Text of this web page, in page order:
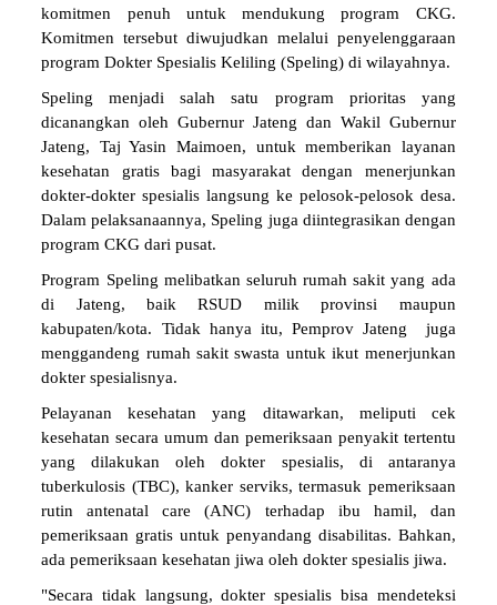
komitmen penuh untuk mendukung program CKG.
Komitmen tersebut diwujudkan melalui penyelenggaraan
program Dokter Spesialis Keliling (Speling) di wilayahnya.
Speling menjadi salah satu program prioritas yang
dicanangkan oleh Gubernur Jateng dan Wakil Gubernur
Jateng, Taj Yasin Maimoen, untuk memberikan layanan
kesehatan gratis bagi masyarakat dengan menerjunkan
dokter-dokter spesialis langsung ke pelosok-pelosok desa.
Dalam pelaksanaannya, Speling juga diintegrasikan dengan
program CKG dari pusat.
Program Speling melibatkan seluruh rumah sakit yang ada
di Jateng, baik RSUD milik provinsi maupun
kabupaten/kota. Tidak hanya itu, Pemprov Jateng juga
menggandeng rumah sakit swasta untuk ikut menerjunkan
dokter spesialisnya.
Pelayanan kesehatan yang ditawarkan, meliputi cek
kesehatan secara umum dan pemeriksaan penyakit tertentu
yang dilakukan oleh dokter spesialis, di antaranya
tuberkulosis (TBC), kanker serviks, termasuk pemeriksaan
rutin antenatal care (ANC) terhadap ibu hamil, dan
pemeriksaan gratis untuk penyandang disabilitas. Bahkan,
ada pemeriksaan kesehatan jiwa oleh dokter spesialis jiwa.
"Secara tidak langsung, dokter spesialis bisa mendeteksi